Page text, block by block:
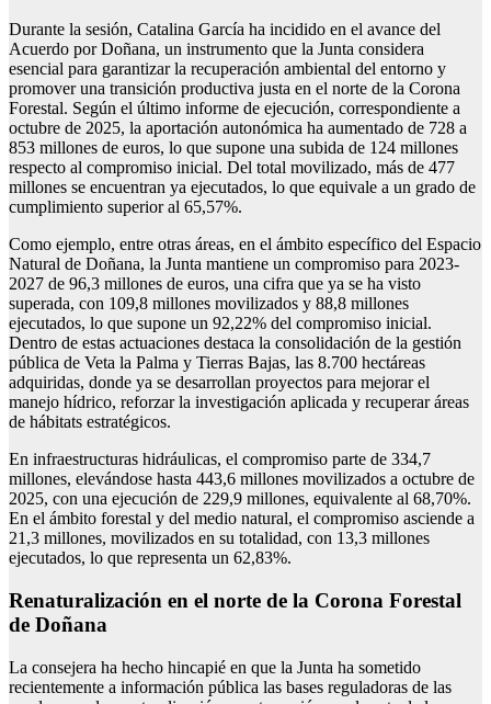
Durante la sesión, Catalina García ha incidido en el avance del
Acuerdo por Doñana, un instrumento que la Junta considera
esencial para garantizar la recuperación ambiental del entorno y
promover una transición productiva justa en el norte de la Corona
Forestal. Según el último informe de ejecución, correspondiente a
octubre de 2025, la aportación autonómica ha aumentado de 728 a
853 millones de euros, lo que supone una subida de 124 millones
respecto al compromiso inicial. Del total movilizado, más de 477
millones se encuentran ya ejecutados, lo que equivale a un grado de
cumplimiento superior al 65,57%.
Como ejemplo, entre otras áreas, en el ámbito específico del Espacio
Natural de Doñana, la Junta mantiene un compromiso para 2023-
2027 de 96,3 millones de euros, una cifra que ya se ha visto
superada, con 109,8 millones movilizados y 88,8 millones
ejecutados, lo que supone un 92,22% del compromiso inicial.
Dentro de estas actuaciones destaca la consolidación de la gestión
pública de Veta la Palma y Tierras Bajas, las 8.700 hectáreas
adquiridas, donde ya se desarrollan proyectos para mejorar el
manejo hídrico, reforzar la investigación aplicada y recuperar áreas
de hábitats estratégicos.
En infraestructuras hidráulicas, el compromiso parte de 334,7
millones, elevándose hasta 443,6 millones movilizados a octubre de
2025, con una ejecución de 229,9 millones, equivalente al 68,70%.
En el ámbito forestal y del medio natural, el compromiso asciende a
21,3 millones, movilizados en su totalidad, con 13,3 millones
ejecutados, lo que representa un 62,83%.
Renaturalización en el norte de la Corona Forestal
de Doñana
La consejera ha hecho hincapié en que la Junta ha sometido
recientemente a información pública las bases reguladoras de las